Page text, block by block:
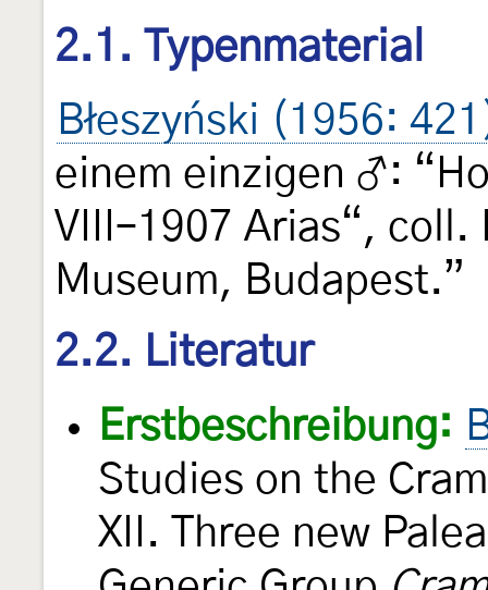
2.1. Typenmaterial
Błeszyński (1956:
einem einzigen ♂:
VIII–1907 Arias“,
Museum, Budapest.”
2.2. Literatur
Erstbeschreibung:
Studies on the
XII. Three new